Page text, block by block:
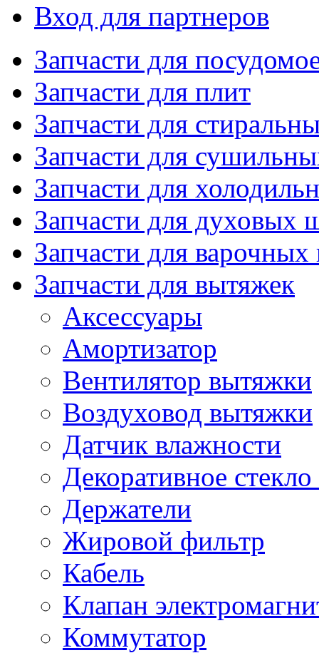
Вход для партнеров
Запчасти для
Запчасти для плит
Запчасти для
Запчасти для
Запчасти для
Запчасти для духовых
Запчасти для варочных
Запчасти для вытяжек
Аксессуары
Амортизатор
Вентилятор вытяжки
Воздуховод вытяжки
Датчик влажности
Декоративное
Держатели
Жировой фильтр
Кабель
Клапан
Коммутатор